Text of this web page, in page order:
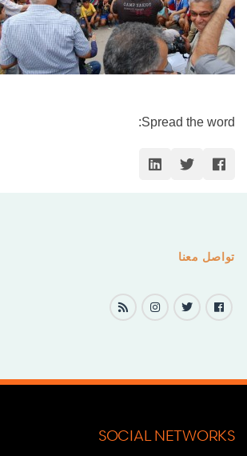
Spread the word:
تواصل معنا
SOCIAL NETWORKS